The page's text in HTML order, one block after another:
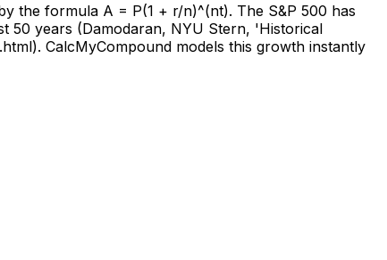
the formula A = P(1 + r/n)^(nt). The S&P 500 has
50 years (Damodaran, NYU Stern, 'Historical
CalcMyCompound models this growth instantly